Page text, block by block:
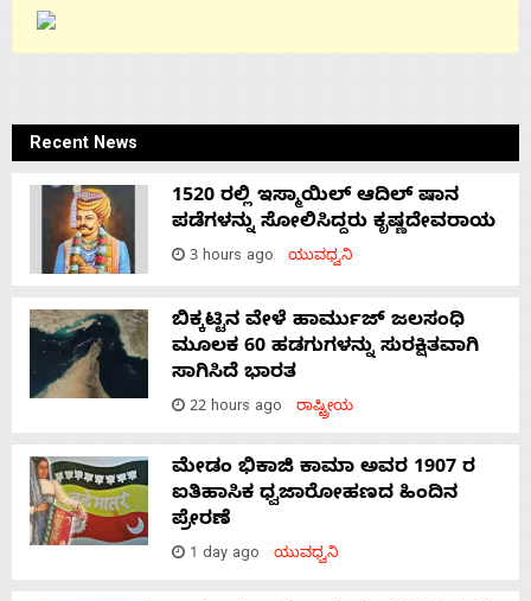
Recent News
1520 ರಲ್ಲಿ ಇಸ್ಮಾಯಿಲ್ ಆದಿಲ್ ಷಾನ
ಪಡೆಗಳನ್ನು ಸೋಲಿಸಿದ್ದರು ಕೃಷ್ಣದೇವರಾಯ
3 hours ago ಯುವಧ್ವನಿ
ಬಿಕ್ಕಟ್ಟಿನ ವೇಳೆ ಹಾರ್ಮುಜ್ ಜಲಸಂಧಿ
ಮೂಲಕ 60 ಹಡಗುಗಳನ್ನು ಸುರಕ್ಷಿತವಾಗಿ
ಸಾಗಿಸಿದೆ ಭಾರತ
22 hours ago ರಾಷ್ಟ್ರೀಯ
ಮೇಡಂ ಭಿಕಾಜಿ ಕಾಮಾ ಅವರ 1907 ರ
ಐತಿಹಾಸಿಕ ಧ್ವಜಾರೋಹಣದ ಹಿಂದಿನ
ಪ್ರೇರಣೆ
1 day ago ಯುವಧ್ವನಿ